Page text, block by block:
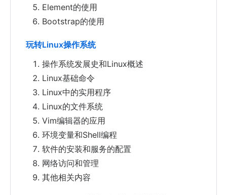
Element的使用
Bootstrap的使用
玩转Linux操作系统
操作系统发展史和Linux概述
Linux基础命令
Linux中的实用程序
Linux的文件系统
Vim编辑器的应用
环境变量和Shell编程
软件的安装和服务的配置
网络访问和管理
其他相关内容